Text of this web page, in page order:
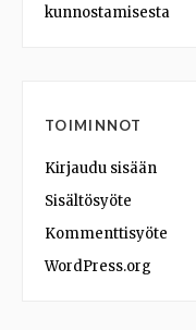
kunnostamisesta
TOIMINNOT
Kirjaudu sisään
Sisältösyöte
Kommenttisyöte
WordPress.org